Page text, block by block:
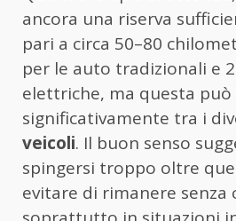
ancora una riserva
pari a circa 50–80
per le auto tradizionali e
elettriche, ma questa può
significativamente tra i
veicoli. Il buon senso
spingersi troppo oltre
evitare di rimanere senza